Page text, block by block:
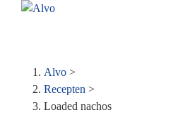
Kruimelpad
Alvo >
Recepten >
Loaded nachos